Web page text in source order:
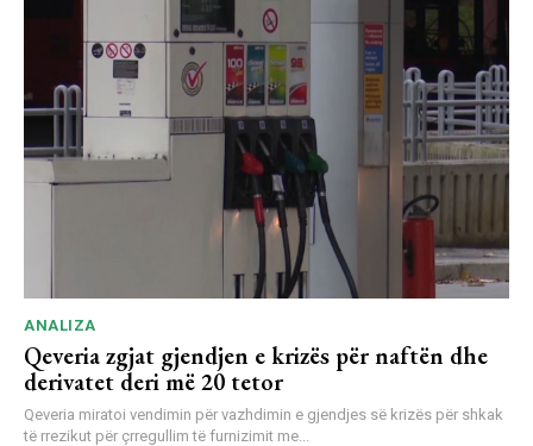
ANALIZA
Qeveria zgjat gjendjen e krizës për naftën dhe
derivatet deri më 20 tetor
Qeveria miratoi vendimin për vazhdimin e gjendjes së krizës për shkak
të rrezikut për çrregullim të furnizimit me...